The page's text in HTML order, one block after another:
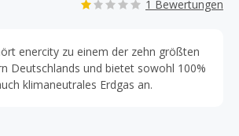
1 Bewertungen
enercity zu einem der zehn größten
Deutschlands und bietet sowohl 100%
klimaneutrales Erdgas an.